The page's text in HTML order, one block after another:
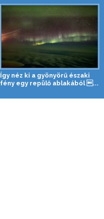
Így néz ki a gyönyörű északi
fény egy repülő ablakából ...